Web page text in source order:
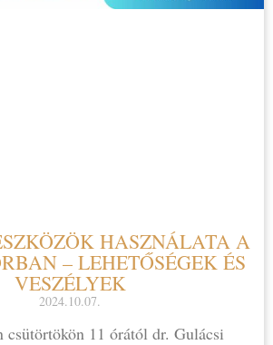
HASZNÁLATA A
– LEHETŐSÉGEK ÉS
VESZÉLYEK
2024.10.07.
csütörtökön 11 órától dr. Gulácsi